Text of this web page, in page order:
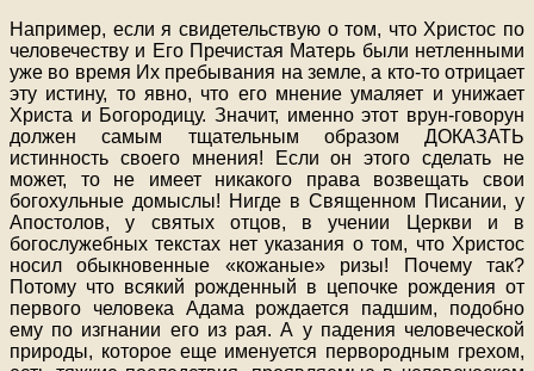
Например, если я свидетельствую о том, что Христос по
человечеству и Его Пречистая Матерь были нетленными
уже во время Их пребывания на земле, а кто-то отрицает
эту истину, то явно, что его мнение умаляет и унижает
Христа и Богородицу. Значит, именно этот врун-говорун
должен самым тщательным образом ДОКАЗАТЬ
истинность своего мнения! Если он этого сделать не
может, то не имеет никакого права возвещать свои
богохульные домыслы! Нигде в Священном Писании, у
Апостолов, у святых отцов, в учении Церкви и в
богослужебных текстах нет указания о том, что Христос
носил обыкновенные «кожаные» ризы! Почему так?
Потому что всякий рожденный в цепочке рождения от
первого человека Адама рождается падшим, подобно
ему по изгнании его из рая. А у падения человеческой
природы, которое еще именуется первородным грехом,